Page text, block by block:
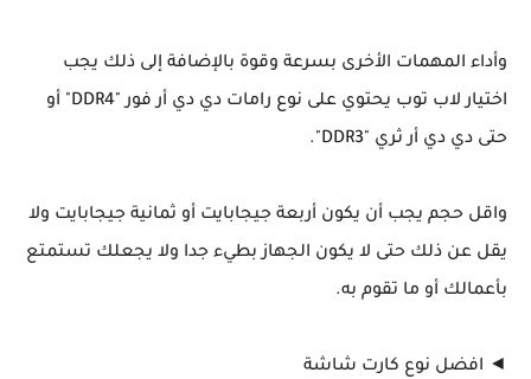
وأداء المهمات الأخرى بسرعة وقوة بالإضافة إلى ذلك يجب
اختيار لاب توب يحتوي على نوع رامات دي دي أر فور "DDR4" أو
حتى دي دي أر ثري "DDR3".
واقل حجم يجب أن يكون أربعة جيجابايت أو ثمانية جيجابايت ولا
يقل عن ذلك حتى لا يكون الجهاز بطيء جدا ولا يجعلك تستمتع
بأعمالك أو ما تقوم به.
◄ افضل نوع كارت شاشة